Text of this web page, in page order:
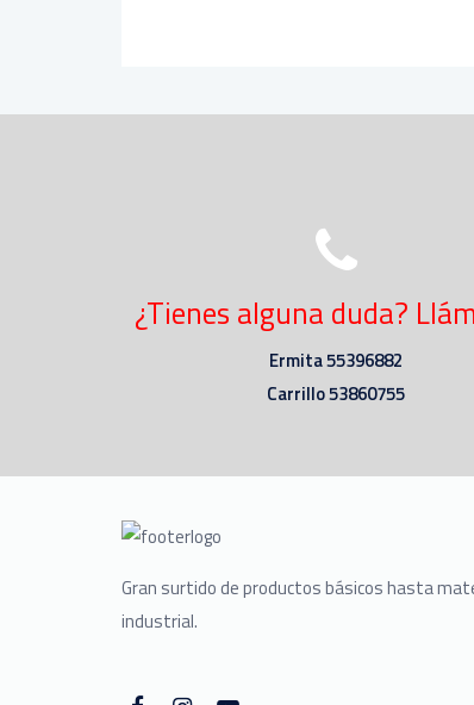
¿Tienes alguna duda?
Ermita 55396882
Carrillo 53860755
Gran surtido de productos básicos hasta
industrial.